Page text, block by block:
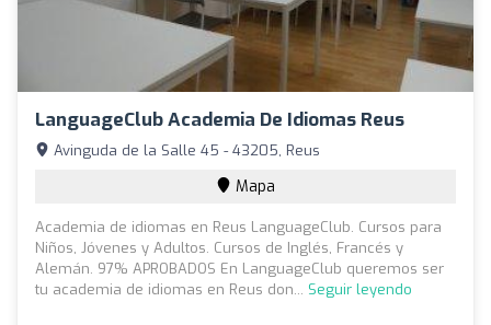
LanguageClub Academia De Idiomas Reus
Avinguda de la Salle 45 - 43205, Reus
Mapa
Academia de idiomas en Reus LanguageClub. Cursos para
Niños, Jóvenes y Adultos. Cursos de Inglés, Francés y
Alemán. 97% APROBADOS En LanguageClub queremos ser
tu academia de idiomas en Reus don... Seguir leyendo